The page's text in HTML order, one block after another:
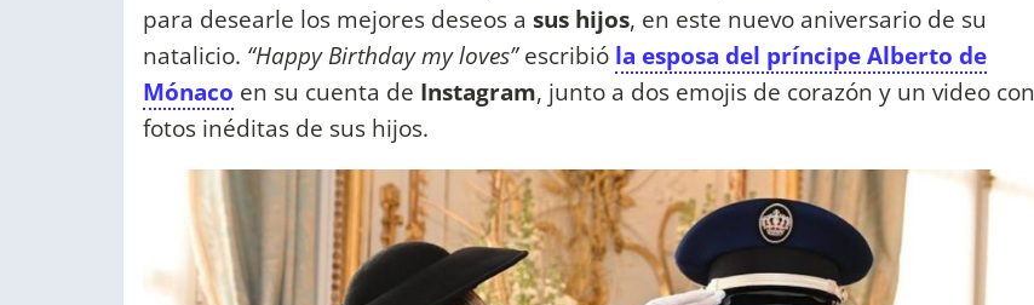
para desearle los mejores deseos a sus hijos, en este nuevo aniversario de su
natalicio. “Happy Birthday my loves”escribió la esposa del príncipe Alberto de
Mónaco en su cuenta de Instagram, junto a dos emojis de corazón y un video con
fotos inéditas de sus hijos.